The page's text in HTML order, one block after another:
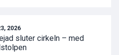
2026
sluter cirkeln – med